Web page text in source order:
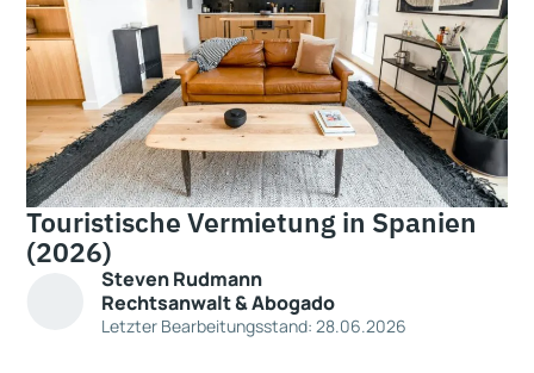
Touristische Vermietung in Spanien
(2026)
Steven Rudmann
Rechtsanwalt & Abogado
Letzter Bearbeitungsstand: 28.06.2026